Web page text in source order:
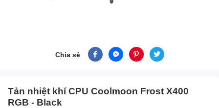
Chia sẻ
Tản nhiệt khí CPU Coolmoon Frost X400
RGB - Black